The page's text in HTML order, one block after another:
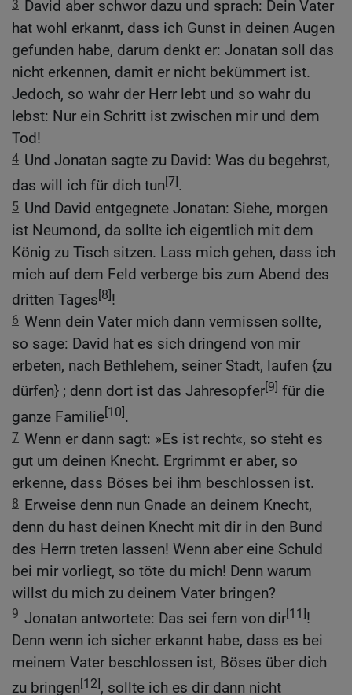
3 David aber schwor dazu und sprach: Dein Vater
hat wohl erkannt, dass ich Gunst in deinen Augen
gefunden habe, darum denkt er: Jonatan soll das
nicht erkennen, damit er nicht bekümmert ist.
Jedoch, so wahr der Herr lebt und so wahr du
lebst: Nur ein Schritt ist zwischen mir und dem
Tod!
4 Und Jonatan sagte zu David: Was du begehrst,
das will ich für dich tun[7].
5 Und David entgegnete Jonatan: Siehe, morgen
ist Neumond, da sollte ich eigentlich mit dem
König zu Tisch sitzen. Lass mich gehen, dass ich
mich auf dem Feld verberge bis zum Abend des
dritten Tages[8]!
6 Wenn dein Vater mich dann vermissen sollte,
so sage: David hat es sich dringend von mir
erbeten, nach Bethlehem, seiner Stadt, laufen {zu
dürfen} ; denn dort ist das Jahresopfer[9] für die
ganze Familie[10].
7 Wenn er dann sagt: »Es ist recht«, so steht es
gut um deinen Knecht. Ergrimmt er aber, so
erkenne, dass Böses bei ihm beschlossen ist.
8 Erweise denn nun Gnade an deinem Knecht,
denn du hast deinen Knecht mit dir in den Bund
des Herrn treten lassen! Wenn aber eine Schuld
bei mir vorliegt, so töte du mich! Denn warum
willst du mich zu deinem Vater bringen?
9 Jonatan antwortete: Das sei fern von dir[11]!
Denn wenn ich sicher erkannt habe, dass es bei
meinem Vater beschlossen ist, Böses über dich
zu bringen[12], sollte ich es dir dann nicht